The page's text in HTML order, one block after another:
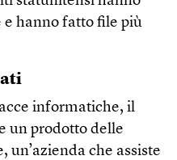
e hanno fatto file più
informatiche, il
un prodotto delle
un’azienda che assiste